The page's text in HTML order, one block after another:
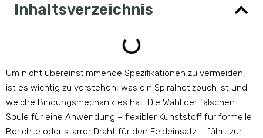
Inhaltsverzeichnis
Um nicht übereinstimmende Spezifikationen zu vermeiden,
ist es wichtig zu verstehen, was ein Spiralnotizbuch ist und
welche Bindungsmechanik es hat. Die Wahl der falschen
Spule für eine Anwendung – flexibler Kunststoff für formelle
Berichte oder starrer Draht für den Feldeinsatz – führt zur